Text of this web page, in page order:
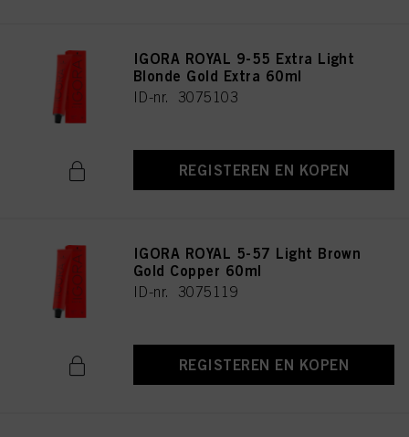
IGORA ROYAL 9-55 Extra Light
Blonde Gold Extra 60ml
ID-nr. 3075103
REGISTEREN EN KOPEN
IGORA ROYAL 5-57 Light Brown
Gold Copper 60ml
ID-nr. 3075119
REGISTEREN EN KOPEN